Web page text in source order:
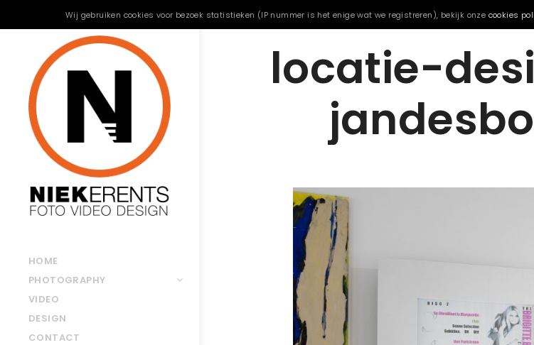
HOME
PHOTOGRAPHY
VIDEO
DESIGN
CONTACT
locatie-
Wij gebruiken cookies voor bezoek statistieken (IP nummer is het enige wat we registreren), bekijk onze cookies